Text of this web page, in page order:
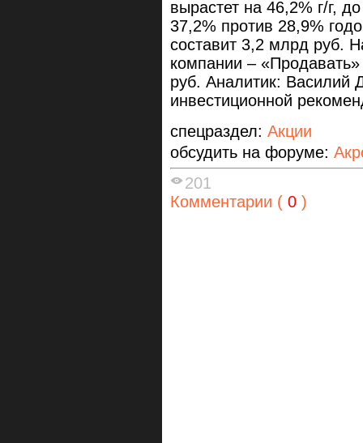
вырастет на 46,2% г/г,
37,2% против 28,9%
составит 3,2 млрд руб.
компании –
руб. Аналитик: Василий
инвестиционной
спецраздел: Акции
обсудить на форуме:
201
Комментарии ( 0 )